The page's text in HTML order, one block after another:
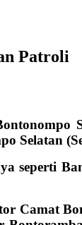
Patroli
Selatan
seperti
Camat